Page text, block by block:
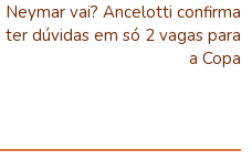
Neymar vai? Ancelotti confirma
ter dúvidas em só 2 vagas para
a Copa